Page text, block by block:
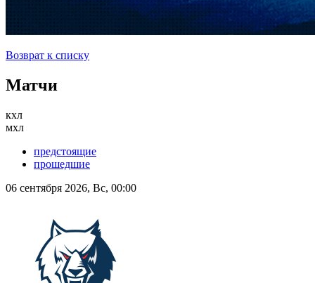
Возврат к списку
Матчи
кхл
мхл
предстоящие
прошедшие
06 сентября 2026, Вс, 00:00